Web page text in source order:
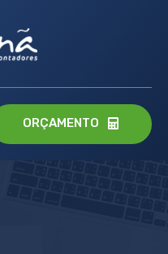
ORÇAMENTO